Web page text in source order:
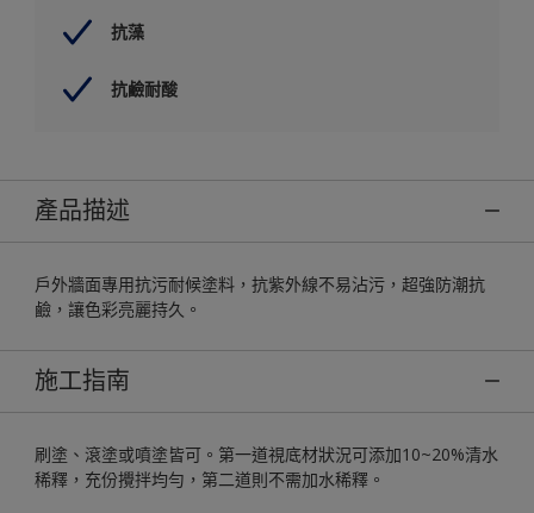
抗藻
抗鹼耐酸
產品描述
戶外牆面專用抗污耐候塗料，抗紫外線不易沾污，超強防潮抗
鹼，讓色彩亮麗持久。
施工指南
刷塗、滾塗或噴塗皆可。第一道視底材狀況可添加10~20%清水
稀釋，充份攪拌均勻，第二道則不需加水稀釋。